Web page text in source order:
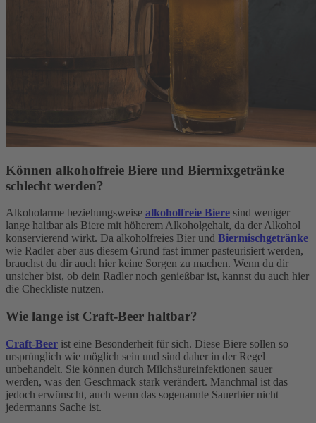
Können alkoholfreie Biere und Biermixgetränke
schlecht werden?
Alkoholarme beziehungsweise alkoholfreie Biere sind weniger
lange haltbar als Biere mit höherem Alkoholgehalt, da der Alkohol
konservierend wirkt. Da alkoholfreies Bier und Biermischgetränke
wie Radler aber aus diesem Grund fast immer pasteurisiert werden,
brauchst du dir auch hier keine Sorgen zu machen. Wenn du dir
unsicher bist, ob dein Radler noch genießbar ist, kannst du auch hier
die Checkliste nutzen.
Wie lange ist Craft-Beer haltbar?
Craft-Beer ist eine Besonderheit für sich. Diese Biere sollen so
ursprünglich wie möglich sein und sind daher in der Regel
unbehandelt. Sie können durch Milchsäureinfektionen sauer
werden, was den Geschmack stark verändert. Manchmal ist das
jedoch erwünscht, auch wenn das sogenannte Sauerbier nicht
jedermanns Sache ist.